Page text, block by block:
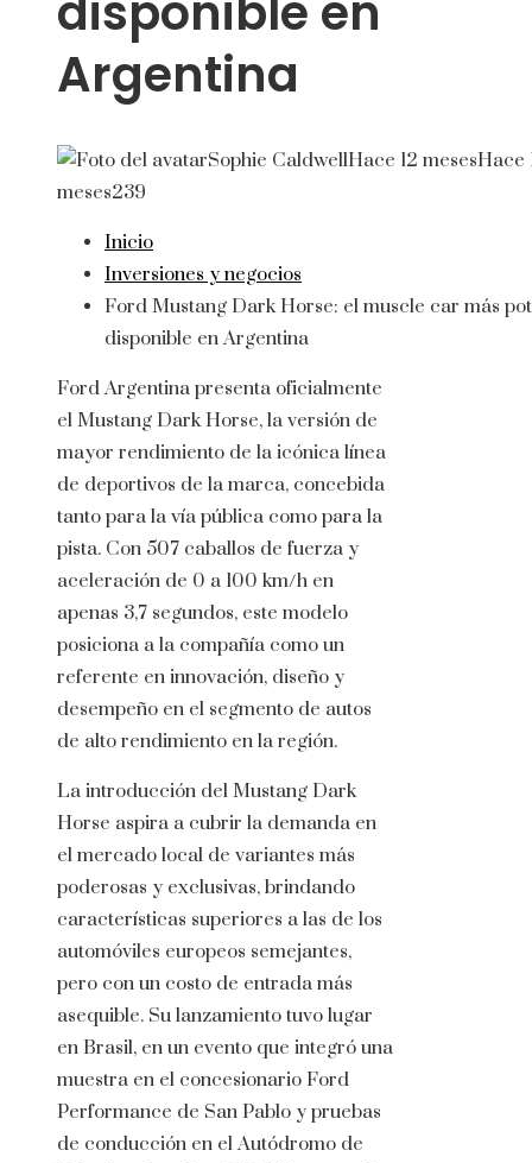
Argentina
Sophie CaldwellHace 12 mesesHace
meses239
Inicio
Inversiones y negocios
Ford Mustang Dark Horse: el muscle car más
disponible en Argentina
Ford Argentina presenta oficialmente
el Mustang Dark Horse, la versión de
mayor rendimiento de la icónica línea
de deportivos de la marca, concebida
tanto para la vía pública como para la
pista. Con 507 caballos de fuerza y
aceleración de 0 a 100 km/h en
apenas 3,7 segundos, este modelo
posiciona a la compañía como un
referente en innovación, diseño y
desempeño en el segmento de autos
de alto rendimiento en la región.
La introducción del Mustang Dark
Horse aspira a cubrir la demanda en
el mercado local de variantes más
poderosas y exclusivas, brindando
características superiores a las de los
automóviles europeos semejantes,
pero con un costo de entrada más
asequible. Su lanzamiento tuvo lugar
en Brasil, en un evento que integró una
muestra en el concesionario Ford
Performance de San Pablo y pruebas
de conducción en el Autódromo de